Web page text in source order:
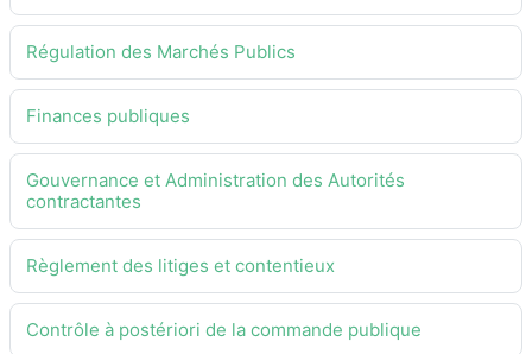
Régulation des Marchés Publics
Finances publiques
Gouvernance et Administration des Autorités
contractantes
Règlement des litiges et contentieux
Contrôle à postériori de la commande publique